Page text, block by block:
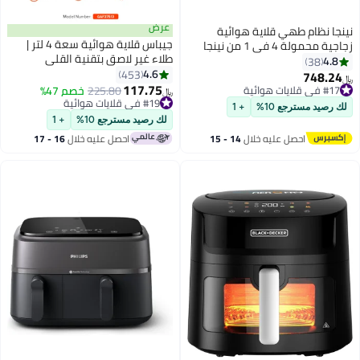
نينجا نظام طهي قلاية هوائية
زجاجية محمولة 4 في 1 من نينجا
كريسبى، 1500 واط، حاويات زجاجية
ضمان لمدة سنتين
4.8
38
﷼‏748.24
#17 في قلايات هوائية
#17 في قلايات هوائية
لك رصيد مسترجع 10% + 1
احصل عليه خلال 14 - 15
عرض
جيباس قلاية هوائية سعة 4 لتر |
طلاء غير لاصق بتقنية القلي
الدوامي | متعددة الوظائف، مؤقت
200 درجة مئوية | مثالية للبطاطس،
الستيك، الدجاج، الكعك، اللحم، الخبز
وغيرها | ضمان لمدة سنتين
4.6
453
﷼‏117.75
225.80خصم 47%
#19 في قلايات هوائية
#19 في قلايات هوائية
لك رصيد مسترجع 10% + 1
احصل عليه خلال 16 - 17